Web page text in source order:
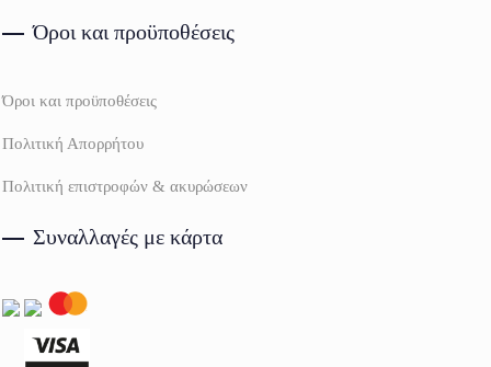
Όροι και προϋποθέσεις
Όροι και προϋποθέσεις
Πολιτική Απορρήτου
Πολιτική επιστροφών & ακυρώσεων
Συναλλαγές με κάρτα